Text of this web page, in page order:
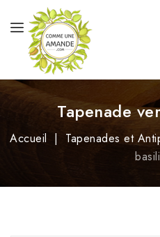
Tapenade
Accueil Tapenades et